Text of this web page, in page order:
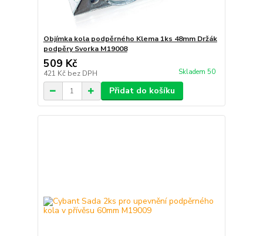
Objímka kola podpěrného Klema 1ks 48mm Držák
podpěry Svorka M19008
509 Kč
421 Kč bez DPH Skladem 50
Přidat do košíku